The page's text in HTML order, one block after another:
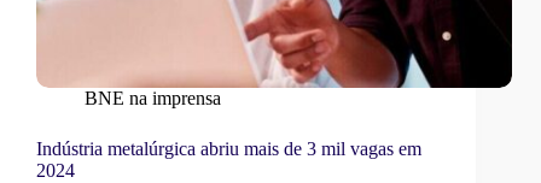
BNE na imprensa
Indústria metalúrgica abriu mais de 3 mil vagas em
2024